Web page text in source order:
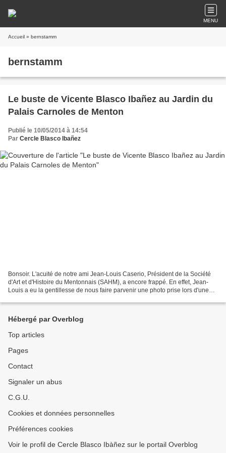
MENU
Accueil » bernstamm
bernstamm
Le buste de Vicente Blasco Ibañez au Jardin du
Palais Carnoles de Menton
Publié le 10/05/2014 à 14:54
Par Cercle Blasco Ibañez
Bonsoir. L'acuité de notre ami Jean-Louis Caserio, Président de la Société
d'Art et d'Histoire du Mentonnais (SAHM), a encore frappé. En effet, Jean-
Louis a eu la gentillesse de nous faire parvenir une photo prise lors d'une
Hébergé par Overblog
Top articles
Pages
Contact
Signaler un abus
C.G.U.
Cookies et données personnelles
Préférences cookies
Voir le profil de Cercle Blasco Ibàñez sur le portail Overblog